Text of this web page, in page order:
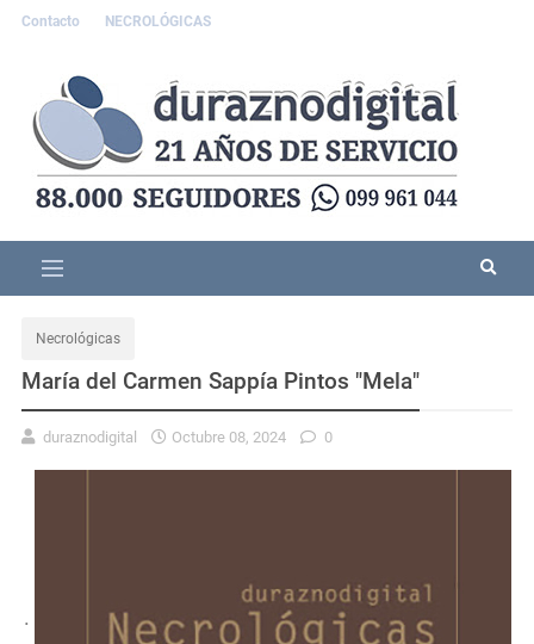
Contacto NECROLÓGICAS
Necrológicas
María del Carmen Sappía Pintos "Mela"
duraznodigital Octubre 08, 2024 0
.